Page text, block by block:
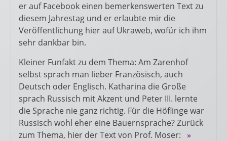
er auf Facebook einen bemerkenswerten Text zu
diesem Jahrestag und er erlaubte mir die
Veröffentlichung hier auf Ukraweb, wofür ich ihm
sehr dankbar bin.
Kleiner Funfakt zu dem Thema: Am Zarenhof
selbst sprach man lieber Französisch, auch
Deutsch oder Englisch. Katharina die Große
sprach Russisch mit Akzent und Peter III. lernte
die Sprache nie ganz richtig. Für die Höflinge war
Russisch wohl eher eine Bauernsprache? Zurück
zum Thema, hier der Text von Prof. Moser:»